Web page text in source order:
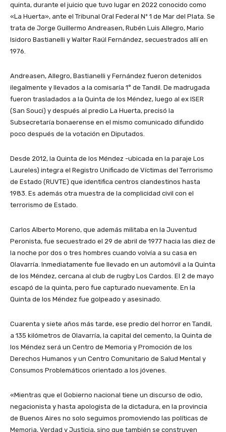
quinta, durante el juicio que tuvo lugar en 2022 conocido como
«La Huerta», ante el Tribunal Oral Federal Nº 1 de Mar del Plata. Se
trata de Jorge Guillermo Andreasen, Rubén Luis Allegro, Mario
Isidoro Bastianelli y Walter Raúl Fernández, secuestrados allí en
1976.
Andreasen, Allegro, Bastianelli y Fernández fueron detenidos
ilegalmente y llevados a la comisaría 1° de Tandil. De madrugada
fueron trasladados a la Quinta de los Méndez, luego al ex ISER
(San Souci) y después al predio La Huerta, precisó la
Subsecretaría bonaerense en el mismo comunicado difundido
poco después de la votación en Diputados.
Desde 2012, la Quinta de los Méndez -ubicada en la paraje Los
Laureles) integra el Registro Unificado de Víctimas del Terrorismo
de Estado (RUVTE) que identifica centros clandestinos hasta
1983. Es además otra muestra de la complicidad civil con el
terrorismo de Estado.
Carlos Alberto Moreno, que además militaba en la Juventud
Peronista, fue secuestrado el 29 de abril de 1977 hacia las diez de
la noche por dos o tres hombres cuando volvía a su casa en
Olavarría. Inmediatamente fue llevado en un automóvil a la Quinta
de los Méndez, cercana al club de rugby Los Cardos. El 2 de mayo
escapó de la quinta, pero fue capturado nuevamente. En la
Quinta de los Méndez fue golpeado y asesinado.
Cuarenta y siete años más tarde, ese predio del horror en Tandil,
a 135 kilómetros de Olavarría, la capital del cemento, la Quinta de
los Méndez será un Centro de Memoria y Promoción de los
Derechos Humanos y un Centro Comunitario de Salud Mental y
Consumos Problemáticos orientado a los jóvenes.
«Mientras que el Gobierno nacional tiene un discurso de odio,
negacionista y hasta apologista de la dictadura, en la provincia
de Buenos Aires no solo seguimos promoviendo las políticas de
Memoria, Verdad y Justicia, sino que también se construyen